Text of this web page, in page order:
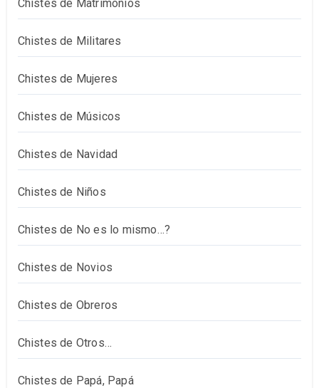
Chistes de Matrimonios
Chistes de Militares
Chistes de Mujeres
Chistes de Músicos
Chistes de Navidad
Chistes de Niños
Chistes de No es lo mismo…?
Chistes de Novios
Chistes de Obreros
Chistes de Otros…
Chistes de Papá, Papá